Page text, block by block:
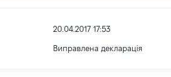
20.04.2017 17:53
Виправлена декларація